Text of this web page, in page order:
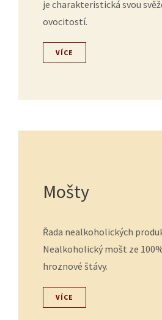
je charakteristická svou
ovocitostí.
VÍCE
Mošty
Řada nealkoholických
Nealkoholický mošt ze
hroznové štávy.
VÍCE